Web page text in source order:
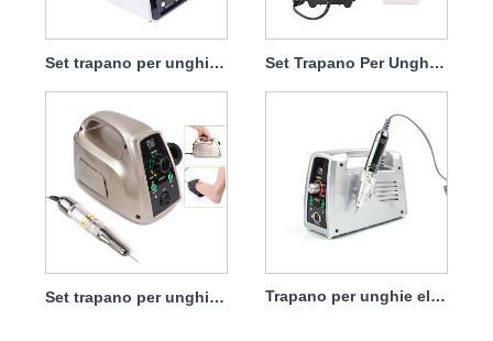
Set trapano per unghie necessario elettrico 65 W 35000 giri/min Set Trapano Per Unghie Elettrico Per Rimuovere Dip 65w 35000rpm
Set trapano per unghie portatile elettrico con potente motore 65w 35000rpm Trapano per unghie elettrico, manipolo non facile da danneggiare, 65 W, 35.000 giri/min